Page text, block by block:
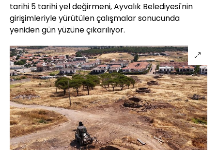
tarihi 5 tarihi yel değirmeni, Ayvalık Belediyesi'nin
girişimleriyle yürütülen çalışmalar sonucunda
yeniden gün yüzüne çıkarılıyor.